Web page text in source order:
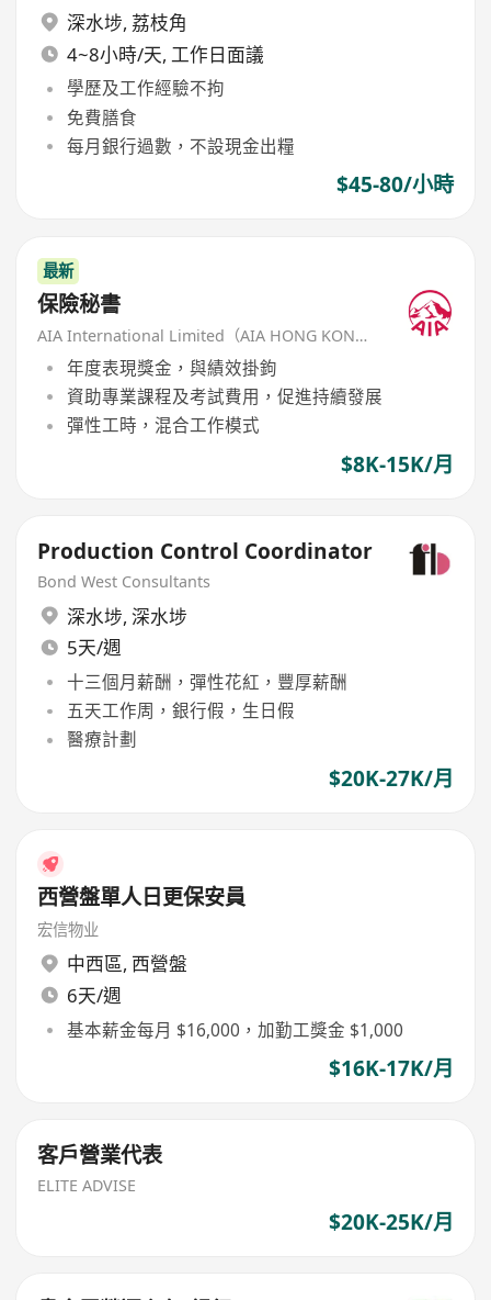
深水埗, 荔枝角
4~8小時/天, 工作日面議
學歷及工作經驗不拘
免費膳食
每月銀行過數，不設現金出糧
$45-80/小時
最新
保險秘書
AIA International Limited（AIA HONG KONG）
年度表現獎金，與績效掛鉤
資助專業課程及考試費用，促進持續發展
彈性工時，混合工作模式
$8K-15K/月
Production Control Coordinator
Bond West Consultants
深水埗, 深水埗
5天/週
十三個月薪酬，彈性花紅，豐厚薪酬
五天工作周，銀行假，生日假
醫療計劃
$20K-27K/月
西營盤單人日更保安員
宏信物业
中西區, 西營盤
6天/週
基本薪金每月 $16,000，加勤工獎金 $1,000
$16K-17K/月
客戶營業代表
ELITE ADVISE
$20K-25K/月